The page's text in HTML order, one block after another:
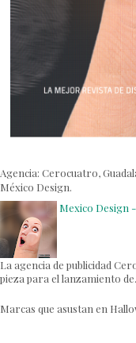
Agencia: Cerocuatro,
México Design.
Mexico Design
La agencia de publicidad
pieza para el lanzamiento
Marcas que asustan en